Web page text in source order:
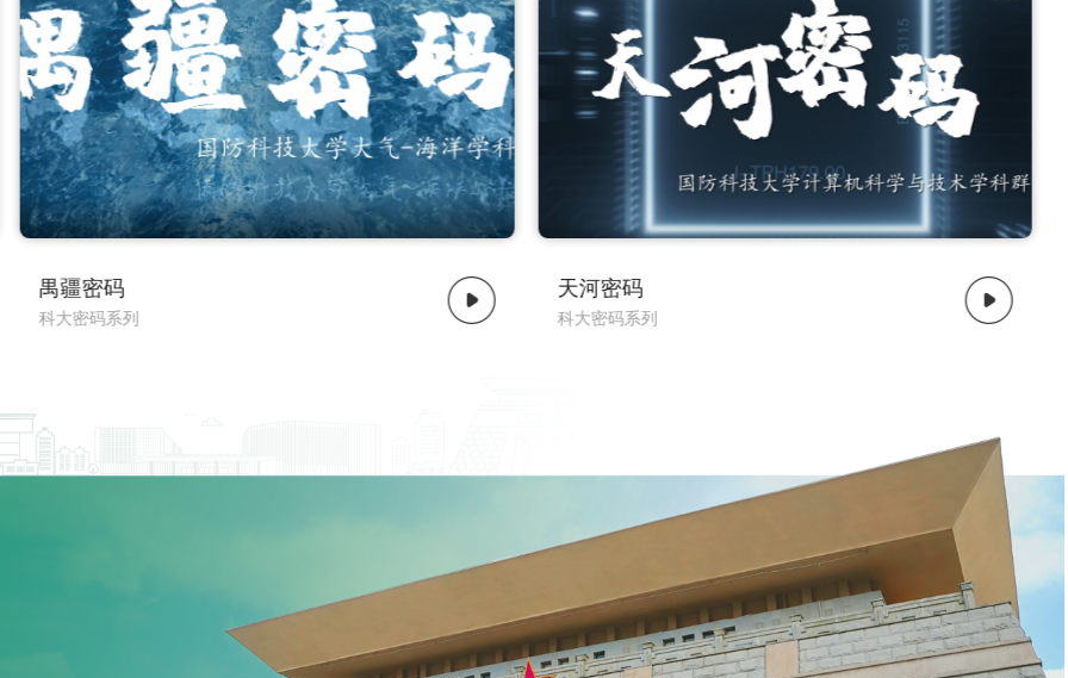
了解更多 了解更多
天河密码
科大密码系列
电磁密码
科大密码系列